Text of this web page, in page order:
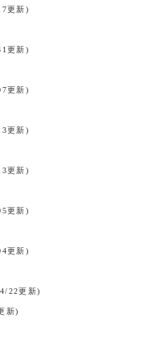
更新)
更新)
更新)
更新)
更新)
更新)
更新)
22更新)
新)